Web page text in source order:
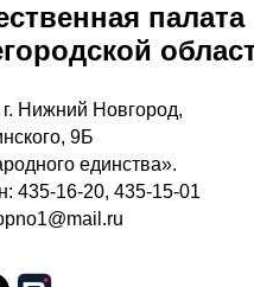
палата
Нижний Новгород,
9Б
единства».
435-16-20, 435-15-01